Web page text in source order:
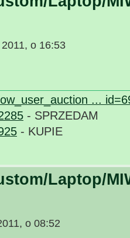
o 16:53
...
- SPRZEDAM
- KUPIE
Laptop/
o 08:52